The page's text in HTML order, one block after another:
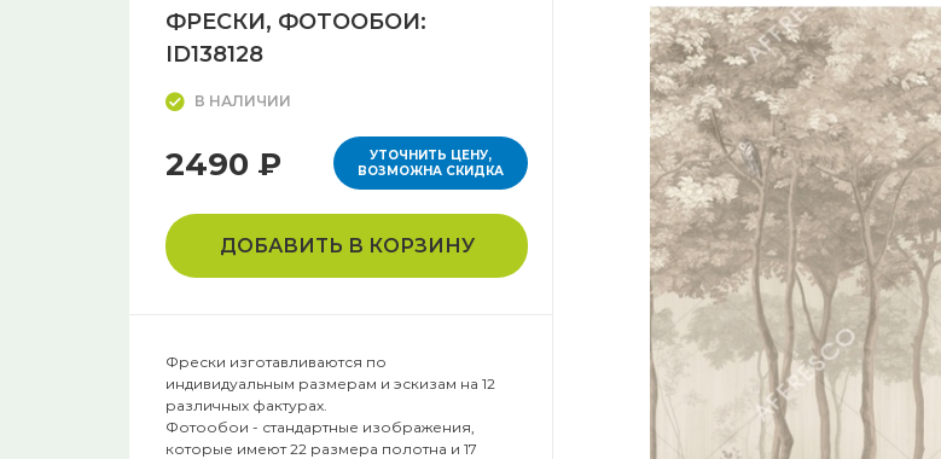
ФРЕСКИ, ФОТООБОИ:
ID138128
В НАЛИЧИИ
2490 ₽
УТОЧНИТЬ ЦЕНУ,
ВОЗМОЖНА СКИДКА
ДОБАВИТЬ В КОРЗИНУ
Фрески изготавливаются по
индивидуальным размерам и эскизам на 12
различных фактурах.
Фотообои - стандартные изображения,
которые имеют 22 размера полотна и 17